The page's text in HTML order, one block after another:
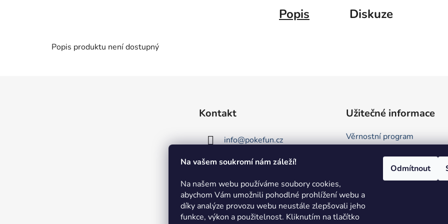
Na vašem soukromí nám záleží!
Na našem webu používáme soubory cookies,
abychom Vám umožnili pohodlné prohlížení webu a
díky analýze provozu webu neustále zlepšovali jeho
funkce, výkon a použitelnost. Kliknutím na tlačítko
Odmítnout
Popis Diskuze
Popis produktu není dostupný
Kontakt
info@pokefun.cz
+420 735 078 409
Užitečné informace
Věrnostní program
Podmínky ochrany
Režim Dovolená
Hodnocení obchodu